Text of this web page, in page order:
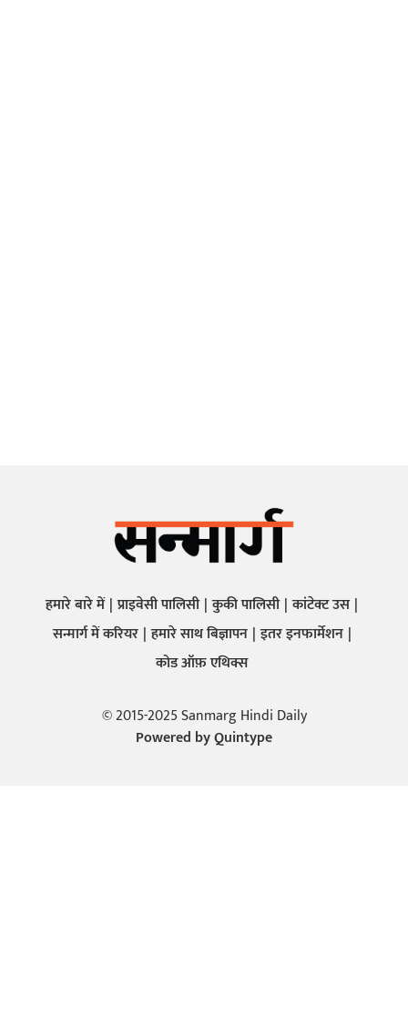
हमारे बारे में प्राइवेसी पालिसी कुकी पालिसी कांटेक्ट उस
सन्मार्ग में करियर हमारे साथ बिज्ञापन इतर इनफार्मेशन
कोड ऑफ़ एथिक्स
© 2015-2025 Sanmarg Hindi Daily
Powered byQuintype